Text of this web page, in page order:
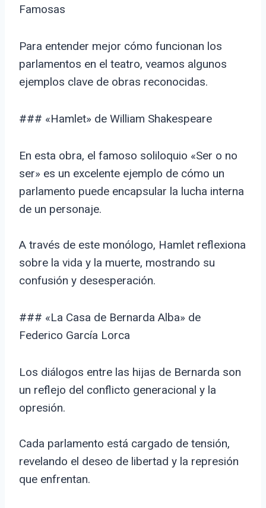
Famosas
Para entender mejor cómo funcionan los
parlamentos en el teatro, veamos algunos
ejemplos clave de obras reconocidas.
### «Hamlet» de William Shakespeare
En esta obra, el famoso soliloquio «Ser o no
ser» es un excelente ejemplo de cómo un
parlamento puede encapsular la lucha interna
de un personaje.
A través de este monólogo, Hamlet reflexiona
sobre la vida y la muerte, mostrando su
confusión y desesperación.
### «La Casa de Bernarda Alba» de
Federico García Lorca
Los diálogos entre las hijas de Bernarda son
un reflejo del conflicto generacional y la
opresión.
Cada parlamento está cargado de tensión,
revelando el deseo de libertad y la represión
que enfrentan.